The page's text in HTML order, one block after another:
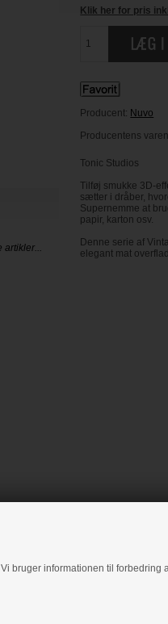
bruger informationen til forbedring
Klik her for pris
Producent: Nuvo
Producentens
Tonic Studios
Tilføj smukke 3D-
sætter i dråber,
Supernemme at
papir, karton osv.
Denne serie af
elegant mat
artikler...